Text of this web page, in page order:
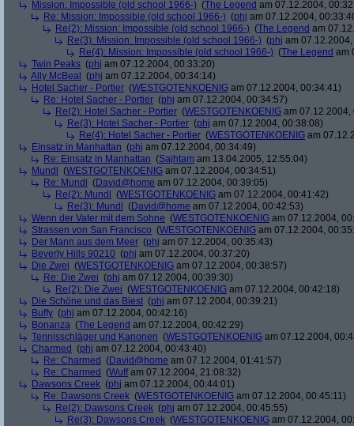
Mission: Impossible (old school 1966-) (The Legend am 07.12.2004,
Re: Mission: Impossible (old school 1966-) (phj am 07.12.2004,
Re(2): Mission: Impossible (old school 1966-) (The Legend am
Re(3): Mission: Impossible (old school 1966-) (phj am
Re(4): Mission: Impossible (old school 1966-) (The Legend am
Twin Peaks (phj am 07.12.2004, 00:33:20)
Ally McBeal
(phj am 07.12.2004, 00:34:14)
Hotel Sacher - Portier (WESTGOTENKOENIG am 07.12.2004, 00:34:41)
Re: Hotel Sacher - Portier (phj am 07.12.2004, 00:34:57)
Re(2): Hotel Sacher - Portier (WESTGOTENKOENIG am 07.12.2004,
Re(3): Hotel Sacher - Portier (phj am 07.12.2004, 00:38:08)
Re(4): Hotel Sacher - Portier (WESTGOTENKOENIG am
Einsatz in Manhattan (phj am 07.12.2004, 00:34:49)
Re: Einsatz in Manhattan (Sajhtam am 13.04.2005, 12:55:04)
Mundl
(WESTGOTENKOENIG am 07.12.2004, 00:34:51)
Re: Mundl
(David@home am 07.12.2004, 00:39:05)
Re(2): Mundl
(WESTGOTENKOENIG am 07.12.2004, 00:41:42)
Re(3): Mundl
(David@home am 07.12.2004, 00:42:53)
Wenn der Vater mit dem Sohne (WESTGOTENKOENIG am 07.12.2004,
Strassen von San Francisco (WESTGOTENKOENIG am 07.12.2004,
Der Mann aus dem Meer (phj am 07.12.2004, 00:35:43)
Beverly Hills 90210 (phj am 07.12.2004, 00:37:20)
Die Zwei (WESTGOTENKOENIG am 07.12.2004, 00:38:57)
Re: Die Zwei (phj am 07.12.2004, 00:39:30)
Re(2): Die Zwei (WESTGOTENKOENIG am 07.12.2004, 00:42:18)
Die Schöne und das Biest (phj am 07.12.2004, 00:39:21)
Buffy (phj am 07.12.2004, 00:42:16)
Bonanza (The Legend am 07.12.2004, 00:42:29)
Tennisschläger und Kanonen (WESTGOTENKOENIG am 07.12.2004,
Charmed (phj am 07.12.2004, 00:43:40)
Re: Charmed (David@home am 07.12.2004, 01:41:57)
Re: Charmed (Wuffam 07.12.2004, 21:08:32)
Dawsons Creek (phj am 07.12.2004, 00:44:01)
Re: Dawsons Creek (WESTGOTENKOENIG am 07.12.2004, 00:45:11)
Re(2): Dawsons Creek (phj am 07.12.2004, 00:45:55)
Re(3): Dawsons Creek (WESTGOTENKOENIG am 07.12.2004,